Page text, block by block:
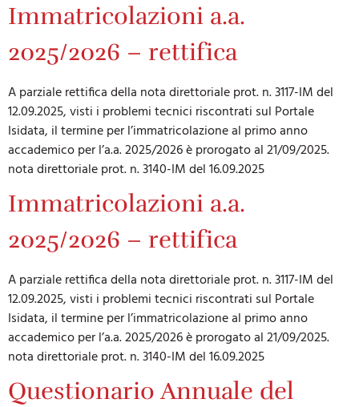
Immatricolazioni a.a.
2025/2026 – rettifica
A parziale rettifica della nota direttoriale prot. n. 3117-IM del
12.09.2025, visti i problemi tecnici riscontrati sul Portale
Isidata, il termine per l’immatricolazione al primo anno
accademico per l’a.a. 2025/2026 è prorogato al 21/09/2025.
nota direttoriale prot. n. 3140-IM del 16.09.2025
Immatricolazioni a.a.
2025/2026 – rettifica
A parziale rettifica della nota direttoriale prot. n. 3117-IM del
12.09.2025, visti i problemi tecnici riscontrati sul Portale
Isidata, il termine per l’immatricolazione al primo anno
accademico per l’a.a. 2025/2026 è prorogato al 21/09/2025.
nota direttoriale prot. n. 3140-IM del 16.09.2025
Questionario Annuale del